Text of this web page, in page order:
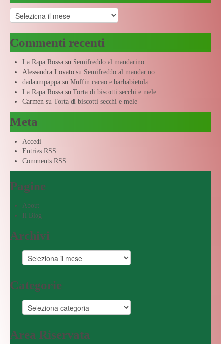
Archivi
Commenti recenti
La Rapa Rossa su Semifreddo al mandarino
Alessandra Lovato su Semifreddo al mandarino
dadaumpappa su Muffin cacao e barbabietola
La Rapa Rossa su Torta di biscotti secchi e mele
Carmen su Torta di biscotti secchi e mele
Meta
Accedi
Entries RSS
Comments RSS
Pagine
About
Il Blog
Archivi
Categorie
Area Riservata